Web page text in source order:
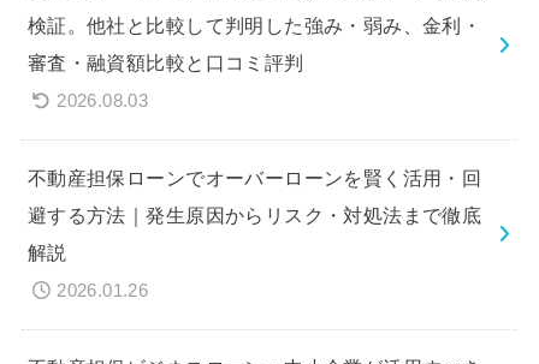
検証。他社と比較して判明した強み・弱み、金利・
審査・融資額比較と口コミ評判
2026.08.03
不動産担保ローンでオーバーローンを賢く活用・回
避する方法｜発生原因からリスク・対処法まで徹底
解説
2026.01.26